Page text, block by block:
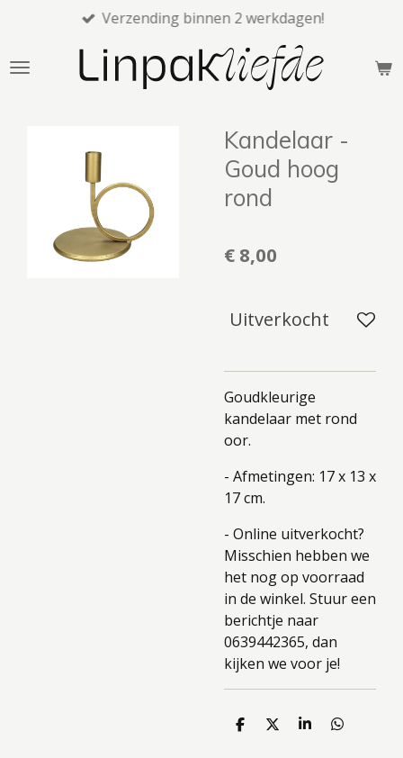
naar
Verzending binnen 2 werkdagen!
Kandelaar -
Goud hoog
rond
€ 8,00
Uitverkocht
Goudkleurige
kandelaar met rond
oor.
- Afmetingen: 17 x 13 x
17 cm.
- Online uitverkocht?
Misschien hebben we
het nog op voorraad
in de winkel. Stuur een
berichtje naar
0639442365, dan
kijken we voor je!
D
D
S
D